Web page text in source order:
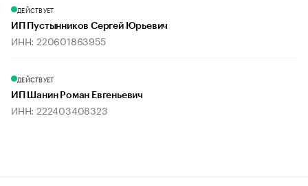
ДЕЙСТВУЕТ
ИП Пустынников Сергей Юрьевич
ИНН: 220601863955
ДЕЙСТВУЕТ
ИП Шанин Роман Евгеньевич
ИНН: 222403408323